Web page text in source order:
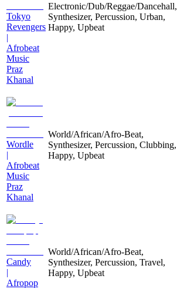
Tokyo
Revengers
|
Afrobeat
Music
Praz
Khanal
Electronic/Dub/Reggae/Dancehall,
Synthesizer, Percussion, Urban,
Happy, Upbeat
Wordle
|
Afrobeat
Music
Praz
Khanal
World/African/Afro-Beat,
Synthesizer, Percussion, Clubbing,
Happy, Upbeat
Candy
|
Afropop
World/African/Afro-Beat,
Synthesizer, Percussion, Travel,
Happy, Upbeat